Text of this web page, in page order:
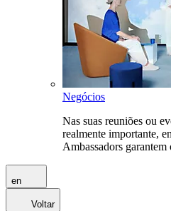
Negócios
Nas suas reuniões ou
realmente importante,
Ambassadors garantem
en
Voltar